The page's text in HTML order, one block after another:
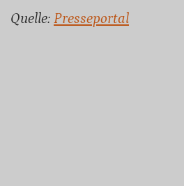
Quelle: Presseportal